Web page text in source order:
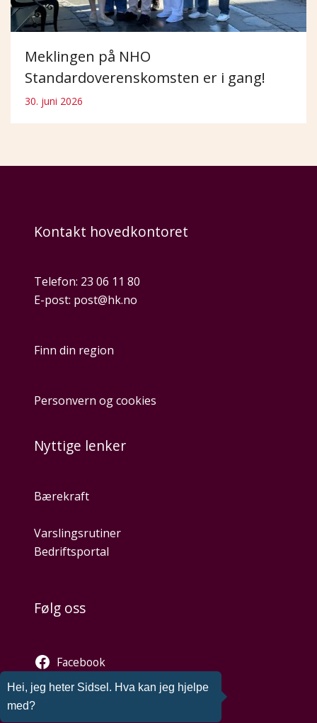
Meklingen på NHO
Standardoverenskomsten er i gang!
30. juni 2026
Kontakt hovedkontoret
Telefon: 23 06 11 80
E-post: post@hk.no
Finn din region
Personvern og cookies
Nyttige lenker
Bærekraft
Varslingsrutiner
Bedriftsportal
Følg oss
Facebook
Twitter
Instagram
Hei, jeg heter Sidsel. Hva kan jeg hjelpe
med?